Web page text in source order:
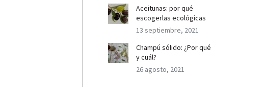
Aceitunas: por qué
escogerlas ecológicas
13 septiembre, 2021
Champú sólido: ¿Por qué
y cuál?
26 agosto, 2021